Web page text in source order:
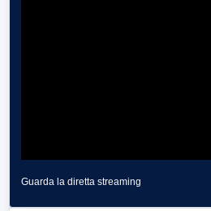
Guarda la diretta streaming